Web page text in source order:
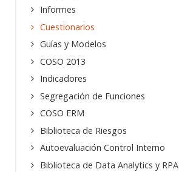
Informes
Cuestionarios
Guías y Modelos
COSO 2013
Indicadores
Segregación de Funciones
COSO ERM
Biblioteca de Riesgos
Autoevaluación Control Interno
Biblioteca de Data Analytics y RPA